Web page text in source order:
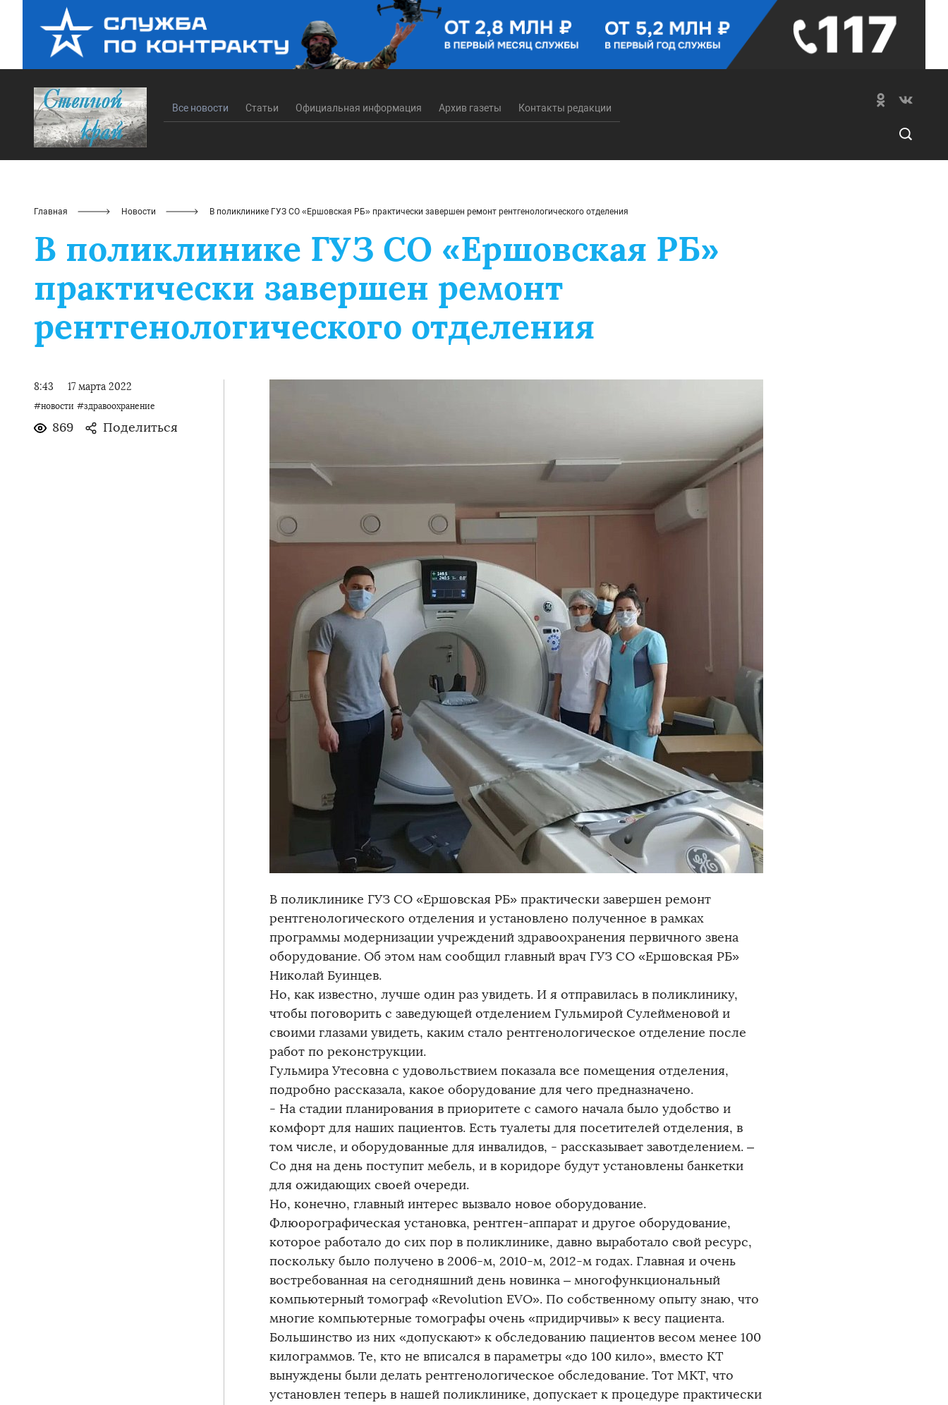
Все новости Статьи Официальная информация Архив газеты Контакты редакции
Главная Новости В поликлинике ГУЗ СО «Ершовская РБ» практически завершен ремонт рентгенологического отделения
В поликлинике ГУЗ СО «Ершовская РБ»
практически завершен ремонт
рентгенологического отделения
8:43 17 марта 2022
#новости #здравоохранение
869 Поделиться
В поликлинике ГУЗ СО «Ершовская РБ» практически завершен ремонт
рентгенологического отделения и установлено полученное в рамках
программы модернизации учреждений здравоохранения первичного звена
оборудование. Об этом нам сообщил главный врач ГУЗ СО «Ершовская РБ»
Николай Буинцев.
Но, как известно, лучше один раз увидеть. И я отправилась в поликлинику,
чтобы поговорить с заведующей отделением Гульмирой Сулейменовой и
своими глазами увидеть, каким стало рентгенологическое отделение после
работ по реконструкции.
Гульмира Утесовна с удовольствием показала все помещения отделения,
подробно рассказала, какое оборудование для чего предназначено.
- На стадии планирования в приоритете с самого начала было удобство и
комфорт для наших пациентов. Есть туалеты для посетителей отделения, в
том числе, и оборудованные для инвалидов, - рассказывает завотделением. –
Со дня на день поступит мебель, и в коридоре будут установлены банкетки
для ожидающих своей очереди.
Но, конечно, главный интерес вызвало новое оборудование.
Флюорографическая установка, рентген-аппарат и другое оборудование,
которое работало до сих пор в поликлинике, давно выработало свой ресурс,
поскольку было получено в 2006-м, 2010-м, 2012-м годах. Главная и очень
востребованная на сегодняшний день новинка – многофункциональный
компьютерный томограф «Revolution EVO». По собственному опыту знаю, что
многие компьютерные томографы очень «придирчивы» к весу пациента.
Большинство из них «допускают» к обследованию пациентов весом менее 100
килограммов. Те, кто не вписался в параметры «до 100 кило», вместо КТ
вынуждены были делать рентгенологическое обследование. Тот МКТ, что
установлен теперь в нашей поликлинике, допускает к процедуре практически